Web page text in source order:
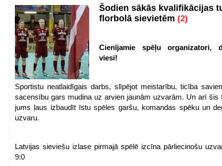
Šodien sākās kvalifikācijas
florbolā sievietēm (2)
Cienījamie spēļu organizatori,
viesi!
Sportistu neatlaidīgais darbs, slīpējot meistarību, ticība
sacensību gars mudina uz arvien jaunām uzvarām. Un arī šis
jums ļaus izbaudīt īstu spēles garšu, komandas spēku un
uzvaru.
Latvijas sieviešu izlase pirmajā spēlē izcīna pārliecinošu
9:0